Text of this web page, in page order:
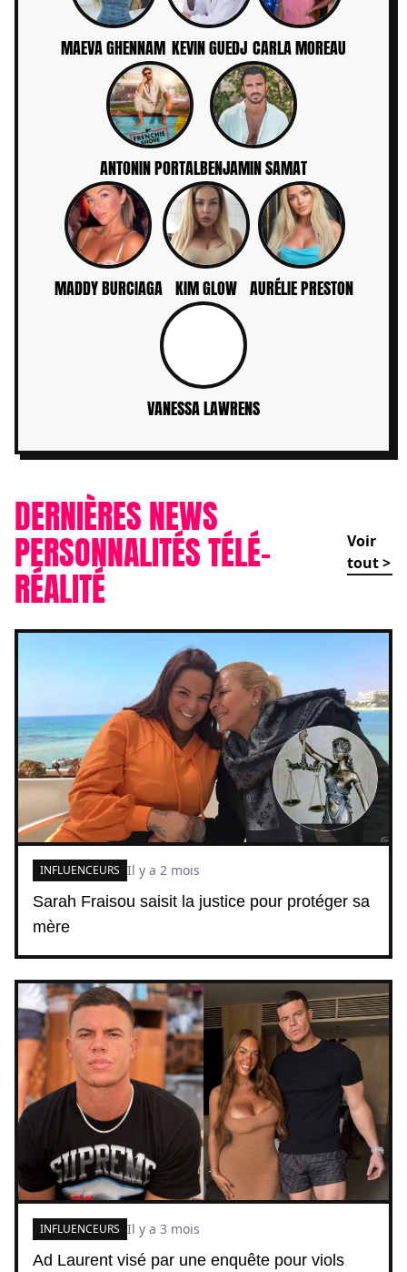
MAEVA GHENNAM KEVIN GUEDJ CARLA MOREAU
ANTONIN PORTALBENJAMIN SAMAT
MADDY BURCIAGA KIM GLOW AURÉLIE PRESTON
VANESSA LAWRENS
DERNIÈRES NEWS
PERSONNALITÉS TÉLÉ-
RÉALITÉ
Voir
tout >
Sarah Fraisou saisit la justice pour protéger sa
mère
INFLUENCEURS Il y a 2 mois
Ad Laurent visé par une enquête pour viols
INFLUENCEURS Il y a 3 mois